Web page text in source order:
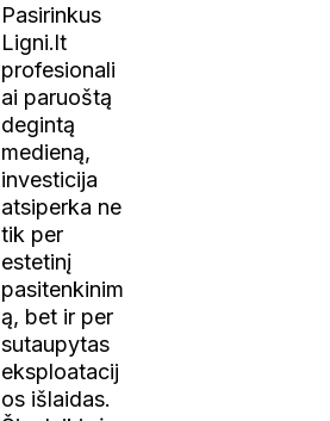
Pasirinkus
Ligni.lt
profesionali
ai paruoštą
degintą
medieną,
investicija
atsiperka ne
tik per
estetinį
pasitenkinim
ą, bet ir per
sutaupytas
eksploatacij
os išlaidas.